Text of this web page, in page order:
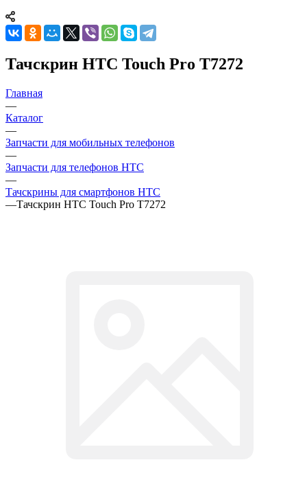
Тачскрин HTC Touch Pro T7272
Главная
—
Каталог
—
Запчасти для мобильных телефонов
—
Запчасти для телефонов HTC
—
Тачскрины для смартфонов HTC
—Тачскрин HTC Touch Pro T7272